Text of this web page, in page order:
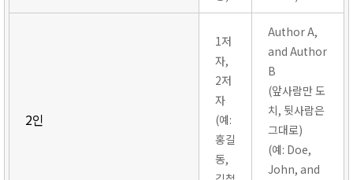
2인
1저
자,
2저
자
(예:
홍길
동,
Author A,
and Author
B
(앞사람만 도
치, 뒷사람은
그대로)
(예: Doe,
John, and